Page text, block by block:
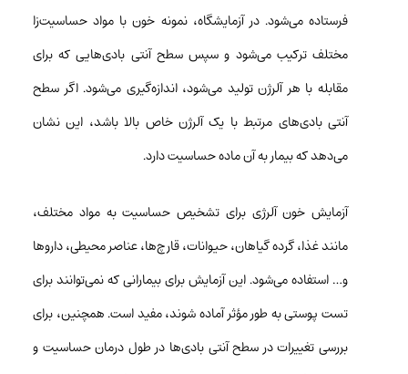
فرستاده می‌شود. در آزمایشگاه، نمونه خون با مواد حساسیت‌زا
مختلف ترکیب می‌شود و سپس سطح آنتی بادی‌هایی که برای
مقابله با هر آلرژن تولید می‌شود، اندازه‌گیری می‌شود. اگر سطح
آنتی بادی‌های مرتبط با یک آلرژن خاص بالا باشد، این نشان
می‌دهد که بیمار به آن ماده حساسیت دارد.
آزمایش خون آلرژی برای تشخیص حساسیت به مواد مختلف،
مانند غذا، گرده گیاهان، حیوانات، قارچ‌ها، عناصر محیطی، داروها
و… استفاده می‌شود. این آزمایش برای بیمارانی که نمی‌توانند برای
تست پوستی به طور مؤثر آماده شوند، مفید است. همچنین، برای
بررسی تغییرات در سطح آنتی بادی‌ها در طول درمان حساسیت و